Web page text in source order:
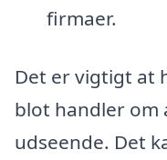
firmaer.
Det er vigtigt at
blot handler om
udseende. Det